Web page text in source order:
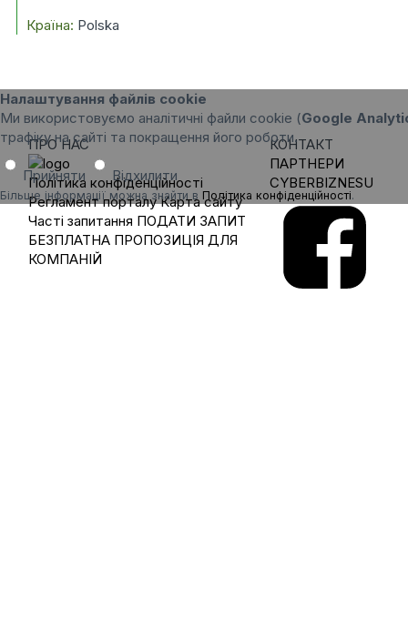
Країна: Polska
Налаштування файлів cookie
Ми використовуємо аналітичні файли cookie (Google
трафіку на сайті та покращення його роботи.
Прийняти Відхилити
Більше інформації можна знайти в Політика конфіденційності.
ПРО НАС
Політика конфіденційності
Регламент порталу Карта сайту
Часті запитання ПОДАТИ ЗАПИТ
БЕЗПЛАТНА ПРОПОЗИЦІЯ ДЛЯ
КОМПАНІЙ
КОНТАКТ
ПАРТНЕРИ
CYBERBIZNESU